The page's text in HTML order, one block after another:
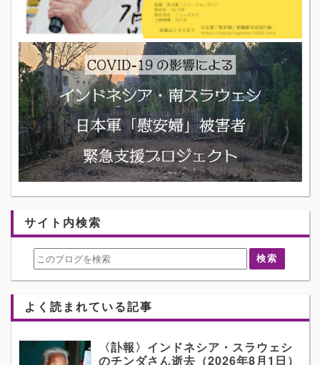
サイト内検索
よく読まれている記事
〈訃報〉インドネシア・スラウェシ
のチンダさん逝去（2026年8月1日）